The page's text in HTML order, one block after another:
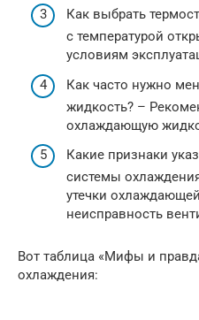
Как выбрать
с температурой
условиям
Как часто нужно
жидкость? –
охлаждающую
Какие признаки
системы
утечки
неисправность
Вот таблица «Мифы и
охлаждения: